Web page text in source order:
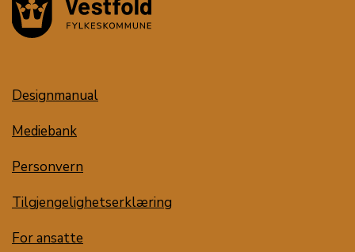
Designmanual
Mediebank
Personvern
Tilgjengelighetserklæring
For ansatte